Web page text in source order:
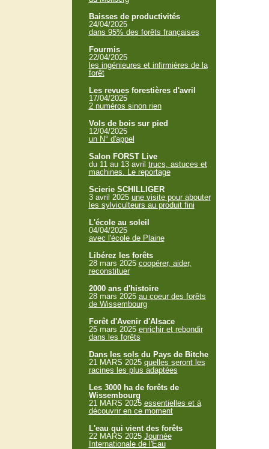
Baisses de productivités
24/04/2025
dans 95% des forêts françaises
Fourmis
22/04/2025
les ingénieures et infirmières de la
forêt
Les revues forestières d'avril
17/04/2025
2 numéros sinon rien
Vols de bois sur pied
12/04/2025
un N° d'appel
Salon FORST Live
du 11 au 13 avril trucs, astuces et
machines. Le reportage
Scierie SCHILLIGER
3 avril 2025 une visite pour abouter
les sylviculteurs au produit fini
L'école au soleil
04/04/2025
avec l'école de Plaine
Libérez les forêts
28 mars 2025 coopérer, aider,
reconstituer
2000 ans d'histoire
28 mars 2025 au coeur des forêts
de Wissembourg
Forêt d'Avenir d'Alsace
25 mars 2025 enrichir et rebondir
dans les forêts
Dans les sols du Pays de Bitche
21 MARS 2025 quelles seront les
racines les plus adaptées
Les 3000 ha de forêts de
Wissembourg
21 MARS 2025 essentielles et à
découvrir en ce moment
L'eau qui vient des forêts
22 MARS 2025 Journée
Internationale de l'Eau